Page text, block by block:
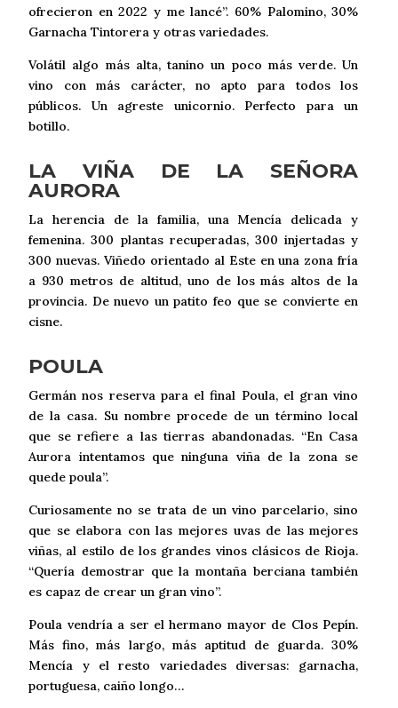
ofrecieron en 2022 y me lancé”. 60% Palomino, 30%
Garnacha Tintorera y otras variedades.
Volátil algo más alta, tanino un poco más verde. Un
vino con más carácter, no apto para todos los
públicos. Un agreste unicornio. Perfecto para un
botillo.
LA VIÑA DE LA SEÑORA
AURORA
La herencia de la familia, una Mencía delicada y
femenina. 300 plantas recuperadas, 300 injertadas y
300 nuevas. Viñedo orientado al Este en una zona fría
a 930 metros de altitud, uno de los más altos de la
provincia. De nuevo un patito feo que se convierte en
cisne.
POULA
Germán nos reserva para el final Poula, el gran vino
de la casa. Su nombre procede de un término local
que se refiere a las tierras abandonadas. “En Casa
Aurora intentamos que ninguna viña de la zona se
quede poula”.
Curiosamente no se trata de un vino parcelario, sino
que se elabora con las mejores uvas de las mejores
viñas, al estilo de los grandes vinos clásicos de Rioja.
“Quería demostrar que la montaña berciana también
es capaz de crear un gran vino”.
Poula vendría a ser el hermano mayor de Clos Pepín.
Más fino, más largo, más aptitud de guarda. 30%
Mencía y el resto variedades diversas: garnacha,
portuguesa, caiño longo…